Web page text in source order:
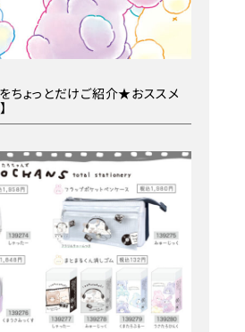
ちょっとだけご紹介★おススメ